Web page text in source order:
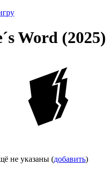
Word (2025)
не указаны (добавить)